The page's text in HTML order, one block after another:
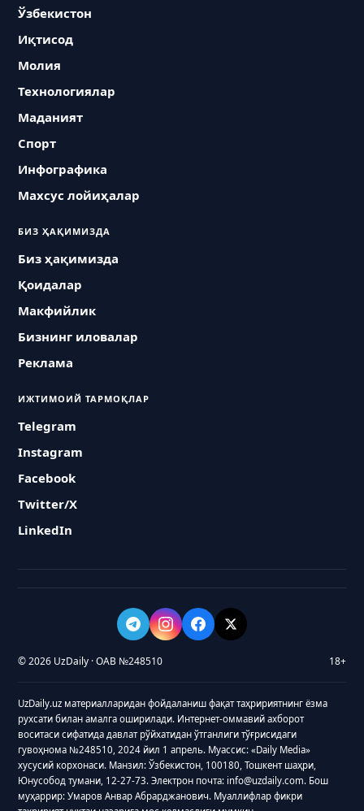
Ўзбекистон
Иқтисод
Молия
Технологиялар
Маданият
Спорт
Инфографика
Махсус лойиҳалар
БИЗ ҲАҚИМИЗДА
Биз ҳақимизда
Қоидалар
Макфийлик
Бизнинг иловалар
Реклама
ИЖТИМОИЙ ТАРМОҚЛАР
Telegram
Instagram
Facebook
Twitter/X
LinkedIn
© 2026 UzDaily · ОАВ №248510 18+
UzDaily.uz материалларидан фойдаланиш фақат таҳририятнинг ёзма
рухсати билан амалга оширилади. Интернет-оммавий ахборот
воситаси сифатида давлат рўйхатидан ўтганлиги тўғрисидаги
гувоҳнома №248510, 2024 йил 1 апрель. Муассис: «Daily Media»
хусусий корхонаси. Манзил: Ўзбекистон, 100180, Тошкент шаҳри,
Юнусобод тумани, 12-27-73. Электрон почта: info@uzdaily.com. Бош
муҳаррир: Умаров Анвар Абрарджанович. Муаллифлар фикри